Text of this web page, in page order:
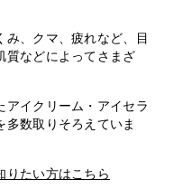
み、クマ、疲れなど、目
質などによってさまざ
アイクリーム・アイセラ
多数取りそろえていま
りたい方はこちら